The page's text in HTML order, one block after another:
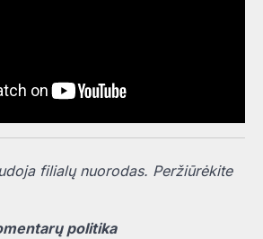
filialų nuorodas. Peržiūrėkite
politika